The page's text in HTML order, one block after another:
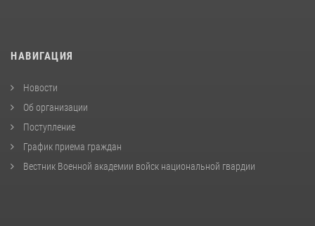
НАВИГАЦИЯ
Новости
Об организации
Поступление
График приема граждан
Вестник Военной академии войск национальной гвардии